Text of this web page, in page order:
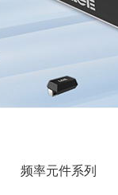
频率元件系列